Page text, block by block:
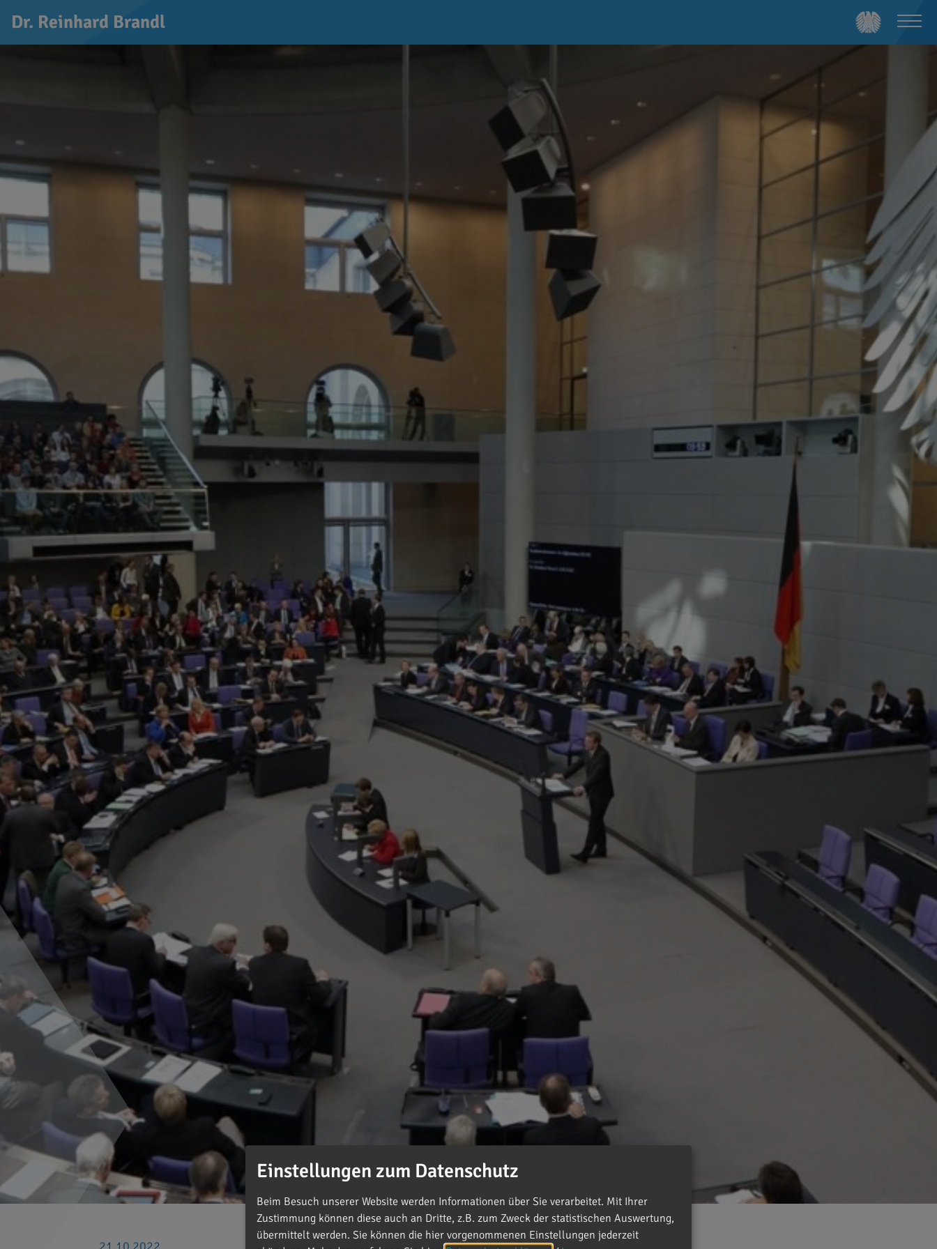
Dr. Reinhard Brandl
Einstellungen zum Datenschutz
Beim Besuch unserer Website werden Informationen über Sie verarbeitet. Mit Ihrer
Zustimmung können diese auch an Dritte, z.B. zum Zweck der statistischen Auswertung,
übermittelt werden. Sie können die hier vorgenommenen Einstellungen jederzeit